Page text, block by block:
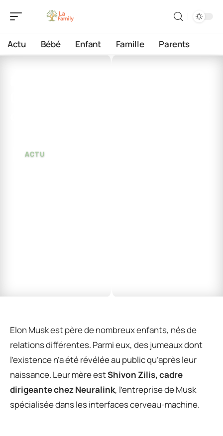
Actu Bébé Enfant Famille Parents
ACTU
Elon Musk est père de nombreux enfants, nés de
relations différentes. Parmi eux, des jumeaux dont
l’existence n’a été révélée au public qu’après leur
naissance. Leur mère estShivon Zilis, cadre
dirigeante chez Neuralink, l’entreprise de Musk
spécialisée dans les interfaces cerveau-machine.